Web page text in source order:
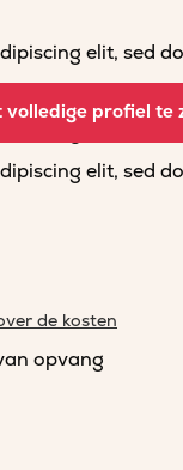
elit, sed do
elit, sed do
elit, sed do
elit, sed do
volledige profiel te
de kosten
opvang